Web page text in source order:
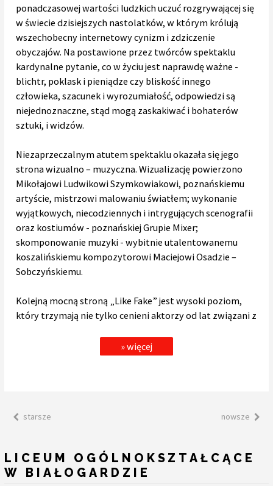
ponadczasowej wartości ludzkich uczuć rozgrywającej się
w świecie dzisiejszych nastolatków, w którym królują
wszechobecny internetowy cynizm i zdziczenie
obyczajów. Na postawione przez twórców spektaklu
kardynalne pytanie, co w życiu jest naprawdę ważne -
blichtr, poklask i pieniądze czy bliskość innego
człowieka, szacunek i wyrozumiałość, odpowiedzi są
niejednoznaczne, stąd mogą zaskakiwać i bohaterów
sztuki, i widzów.
Niezaprzeczalnym atutem spektaklu okazała się jego
strona wizualno – muzyczna. Wizualizację powierzono
Mikołajowi Ludwikowi Szymkowiakowi, poznańskiemu
artyście, mistrzowi malowaniu światłem; wykonanie
wyjątkowych, niecodziennych i intrygujących scenografii
oraz kostiumów - poznańskiej Grupie Mixer;
skomponowanie muzyki - wybitnie utalentowanemu
koszalińskiemu kompozytorowi Maciejowi Osadzie –
Sobczyńskiemu.
Kolejną mocną stroną „Like Fake” jest wysoki poziom,
który trzymają nie tylko cenieni aktorzy od lat związani z
» więcej
starsze nowsze
LICEUM OGÓLNOKSZTAŁCĄCE
W BIAŁOGARDZIE